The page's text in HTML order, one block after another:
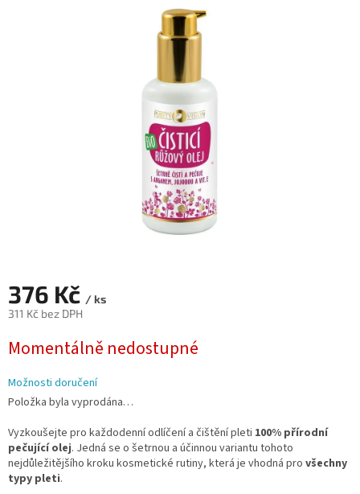
376 Kč / ks
311 Kč bez DPH
cena:
Momentálně nedostupné
Možnosti doručení
Položka byla vyprodána…
Vyzkoušejte pro každodenní odlíčení a čištění pleti 100% přírodní
pečující olej. Jedná se o šetrnou a účinnou variantu tohoto
nejdůležitějšího kroku kosmetické rutiny, která je vhodná pro všechny
typy pleti.